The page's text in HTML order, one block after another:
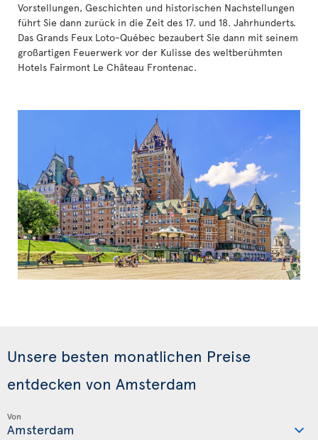
Vorstellungen, Geschichten und historischen Nachstellungen
führt Sie dann zurück in die Zeit des 17. und 18. Jahrhunderts.
Das Grands Feux Loto-Québec bezaubert Sie dann mit seinem
großartigen Feuerwerk vor der Kulisse des weltberühmten
Hotels Fairmont Le Château Frontenac.
Unsere besten monatlichen Preise
entdecken von Amsterdam
Von